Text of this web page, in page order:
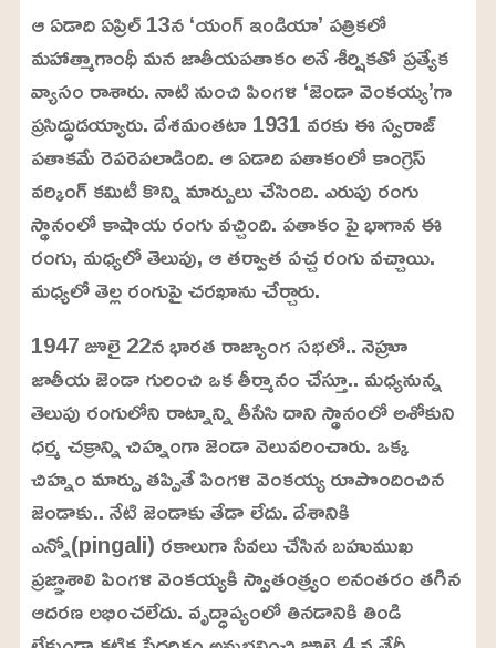
ఆ ఏడాది ఏప్రిల్‌ 13న ‘యంగ్‌ ఇండియా’ పత్రికలో
మహాత్మాగాంధీ మన జాతీయపతాకం అనే శీర్షికతో ప్రత్యేక
వ్యాసం రాశారు. నాటి నుంచి పింగళి ‘జెండా వెంకయ్య’గా
ప్రసిద్ధుడయ్యారు. దేశమంతటా 1931 వరకు ఈ స్వరాజ్‌
పతాకమే రెపరెపలాడింది. ఆ ఏడాది పతాకంలో కాంగ్రెస్‌
వర్కింగ్‌ కమిటీ కొన్ని మార్పులు చేసింది. ఎరుపు రంగు
స్థానంలో కాషాయ రంగు వచ్చింది. పతాకం పై భాగాన ఈ
రంగు, మధ్యలో తెలుపు, ఆ తర్వాత పచ్చ రంగు వచ్చాయి.
మధ్యలో తెల్ల రంగుపై చరఖాను చేర్చారు.
1947 జూలై 22న భారత రాజ్యాంగ సభలో.. నెహ్రూ
జాతీయ జెండా గురించి ఒక తీర్మానం చేస్తూ.. మధ్యనున్న
తెలుపు రంగులోని రాట్నాన్ని తీసేసి దాని స్థానంలో అశోకుని
ధర్మ చక్రాన్ని చిహ్నంగా జెండా వెలువరించారు. ఒక్క
చిహ్నం మార్పు తప్పితే పింగళి వెంకయ్య రూపొందించిన
జెండాకు.. నేటి జెండాకు తేడా లేదు. దేశానికి
ఎన్నో(pingali) రకాలుగా సేవలు చేసిన బహుముఖ
ప్రజ్ఞాశాలి పింగళి వెంకయ్యకి స్వాతంత్య్రం అనంతరం తగిన
ఆదరణ లభించలేదు. వృద్ధాప్యంలో తినడానికి తిండి